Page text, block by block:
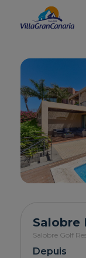
Salobre
Salobre Golf
Depuis